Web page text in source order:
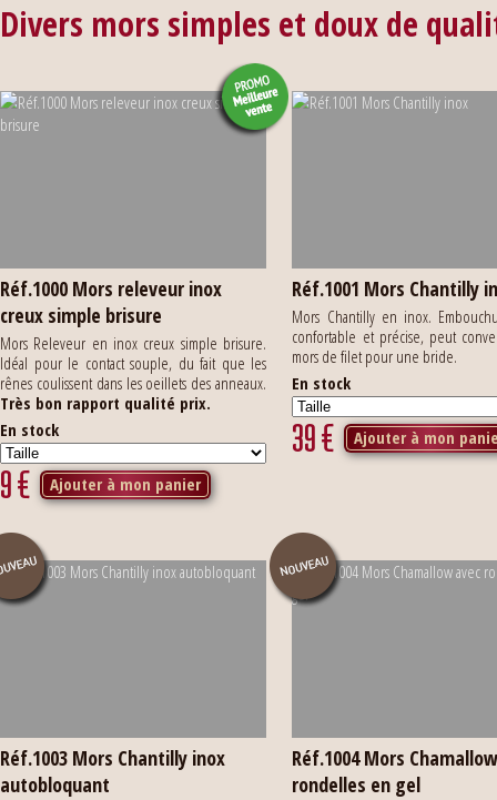
Divers mors simples et doux de
Réf.1000 Mors releveur inox
creux simple brisure
Mors Releveur en inox creux simple brisure.
Idéal pour le contact souple, du fait que les
rênes coulissent dans les oeillets des anneaux.
Très bon rapport qualité prix.
En stock
9€ Ajouter à mon panier
Réf.1001 Mors Chantilly
Mors Chantilly en inox.
confortable et précise, peut
mors de filet pour une bride.
En stock
39€ Ajouter à mon
Réf.1003 Mors Chantilly inox
autobloquant
Réf.1004 Mors
rondelles en gel